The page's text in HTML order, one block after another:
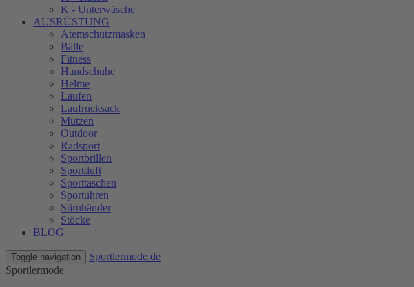
K - Unterwäsche
AUSRÜSTUNG
Atemschutzmasken
Bälle
Fitness
Handschuhe
Helme
Laufen
Laufrucksack
Mützen
Outdoor
Radsport
Sportbrillen
Sportduft
Sporttaschen
Sportuhren
Stirnbänder
Stöcke
BLOG
Toggle navigation
Sportlermode.de
Sportlermode